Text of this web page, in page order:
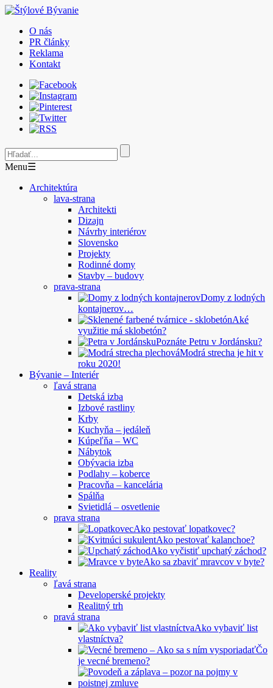
O nás
PR články
Reklama
Kontakt
Menu☰
Architektúra
lava-strana
Architekti
Dizajn
Návrhy interiérov
Slovensko
Projekty
Rodinné domy
Stavby – budovy
prava-strana
Domy z lodných
kontajnerov…
Aké
využitie má sklobetón?
Poznáte Petru v Jordánsku?
Modrá strecha je hit v
roku 2020!
Bývanie – Interiér
ľavá strana
Detská izba
Izbové rastliny
Krby
Kuchyňa – jedáleň
Kúpeľňa – WC
Nábytok
Obývacia izba
Podlahy – koberce
Pracovňa – kancelária
Spálňa
Svietidlá – osvetlenie
prava strana
Ako pestovať lopatkovec?
Ako pestovať kalanchoe?
Ako vyčistiť upchatý záchod?
Ako sa zbaviť mravcov v byte?
Reality
ľavá strana
Developerské projekty
Realitný trh
pravá strana
Ako vybaviť list
vlastníctva?
Čo
je vecné bremeno?